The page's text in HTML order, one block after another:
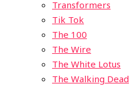
Transformers
Tik Tok
The 100
The Wire
The White Lotus
The Walking Dead